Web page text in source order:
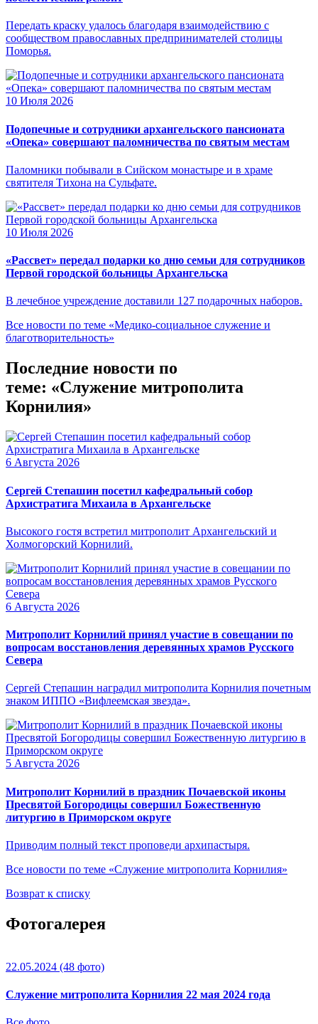
Передать краску удалось благодаря взаимодействию с
сообществом православных предпринимателей столицы
Поморья.
10 Июля 2026
Подопечные и сотрудники архангельского пансионата
«Опека» совершают паломничества по святым местам
Паломники побывали в Сийском монастыре и в храме
святителя Тихона на Сульфате.
10 Июля 2026
«Рассвет» передал подарки ко дню семьи для сотрудников
Первой городской больницы Архангельска
В лечебное учреждение доставили 127 подарочных наборов.
Все новости по теме «Медико-социальное служение и
благотворительность»
Последние новости по
теме: «Служение митрополита
Корнилия»
6 Августа 2026
Сергей Степашин посетил кафедральный собор
Архистратига Михаила в Архангельске
Высокого гостя встретил митрополит Архангельский и
Холмогорский Корнилий.
6 Августа 2026
Митрополит Корнилий принял участие в совещании по
вопросам восстановления деревянных храмов Русского
Севера
Сергей Степашин наградил митрополита Корнилия почетным
знаком ИППО «Вифлеемская звезда».
5 Августа 2026
Митрополит Корнилий в праздник Почаевской иконы
Пресвятой Богородицы совершил Божественную
литургию в Приморском округе
Приводим полный текст проповеди архипастыря.
Все новости по теме «Служение митрополита Корнилия»
Возврат к списку
Фотогалерея
22.05.2024 (48 фото)
Служение митрополита Корнилия 22 мая 2024 года